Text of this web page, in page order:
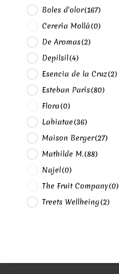
Boles d'olor(167)
Cerería Mollá(0)
De Aromas(2)
Depilsil(4)
Esencia de la Cruz(2)
Esteban París(80)
Flora(0)
Labiatae(36)
Maison Berger(27)
Mathilde M.(88)
Najel(0)
The Fruit Company(0)
Treets Wellbeing(2)